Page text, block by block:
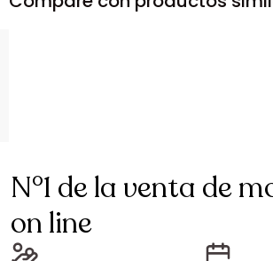
N°1 de la venta de
on line